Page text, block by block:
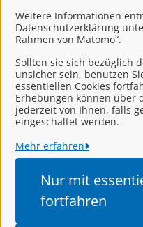
Weitere Informationen
Datenschutzerklärung
Rahmen von Matomo“.
Sollten sie sich bezüglich
unsicher sein, benutzen
essentiellen Cookies
Erhebungen können über
jederzeit von Ihnen, falls
eingeschaltet werden.
Mehr erfahren
Nur mit
fortfahren
Wohngeld,
Landkreis
Alle Rechte